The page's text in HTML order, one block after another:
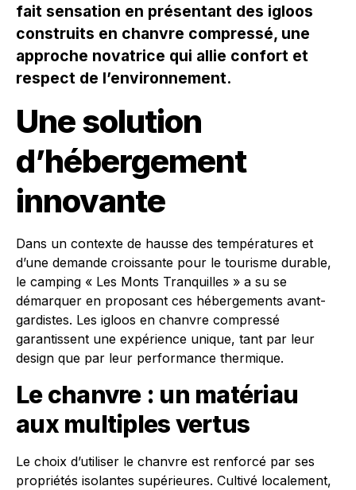
fait sensation en présentant des igloos
construits en chanvre compressé, une
approche novatrice qui allie confort et
respect de l’environnement.
Une solution
d’hébergement
innovante
Dans un contexte de hausse des températures et
d’une demande croissante pour le tourisme durable,
le camping « Les Monts Tranquilles » a su se
démarquer en proposant ces hébergements avant-
gardistes. Les igloos en chanvre compressé
garantissent une expérience unique, tant par leur
design que par leur performance thermique.
Le chanvre : un matériau
aux multiples vertus
Le choix d’utiliser le chanvre est renforcé par ses
propriétés isolantes supérieures. Cultivé localement,